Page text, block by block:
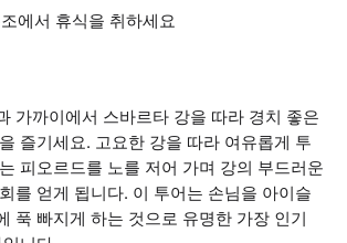
에서 휴식을 취하세요
가까이에서 스바르타 강을 따라 경치 좋은
즐기세요. 고요한 강을 따라 여유롭게 투
피오르드를 노를 저어 가며 강의 부드러운
를 얻게 됩니다. 이 투어는 손님을 아이슬
푹 빠지게 하는 것으로 유명한 가장 인기